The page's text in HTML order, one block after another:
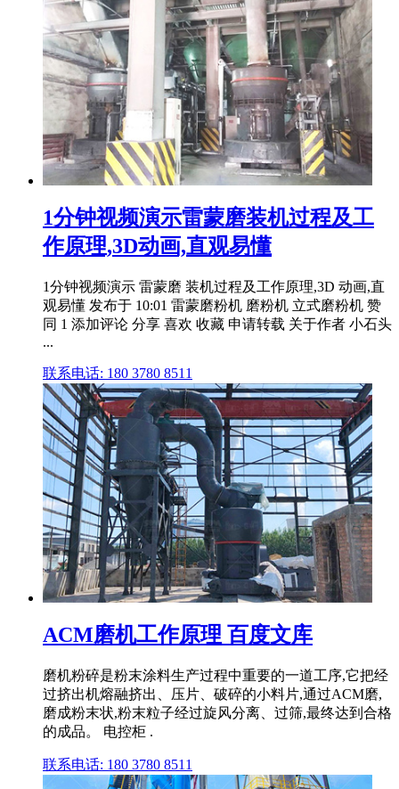
1分钟视频演示雷蒙磨装机过程及工
作原理,3D动画,直观易懂
1分钟视频演示 雷蒙磨 装机过程及工作原理,3D 动画,直
观易懂 发布于 10:01 雷蒙磨粉机 磨粉机 立式磨粉机 赞
同 1 添加评论 分享 喜欢 收藏 申请转载 关于作者 小石头
...
联系电话: 180 3780 8511
ACM磨机工作原理 百度文库
磨机粉碎是粉末涂料生产过程中重要的一道工序,它把经
过挤出机熔融挤出、压片、破碎的小料片,通过ACM磨,
磨成粉末状,粉末粒子经过旋风分离、过筛,最终达到合格
的成品。 电控柜 .
联系电话: 180 3780 8511